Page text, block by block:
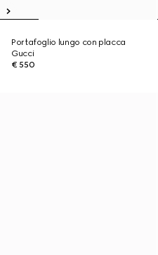
Portafoglio lungo con placca
Gucci
€ 550